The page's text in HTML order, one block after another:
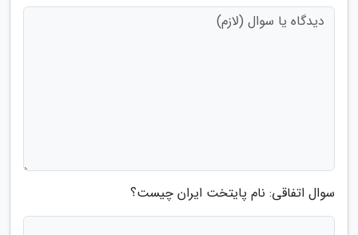
سوال اتفاقی: نام پایتخت ایران چیست؟